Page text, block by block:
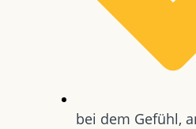
bei dem Gefühl,